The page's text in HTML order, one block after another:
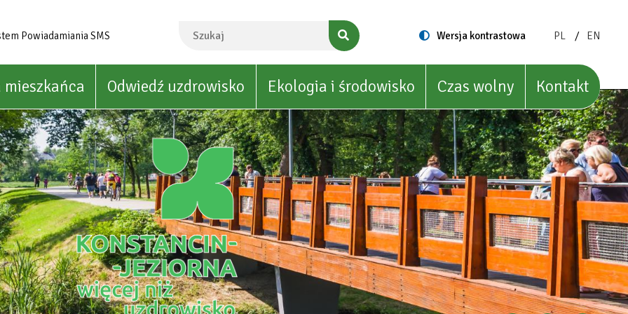
Powiadamiania SMS
Switch
Wersja kontrastowa
ZMIEŃ
POLISH
PL
ZMIEŃ
ENGLISH
EN
mieszkańca Odwiedź uzdrowisko Ekologia i środowisko Czas wolny Kontakt